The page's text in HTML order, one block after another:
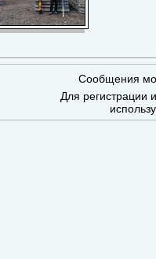
Сообщения
Для регистрации